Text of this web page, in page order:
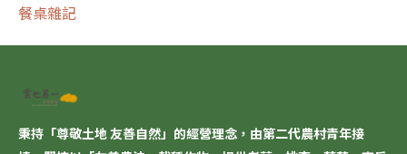
餐桌雜記
秉持「尊敬土地 友善自然」的經營理念，由第二代農村青年接